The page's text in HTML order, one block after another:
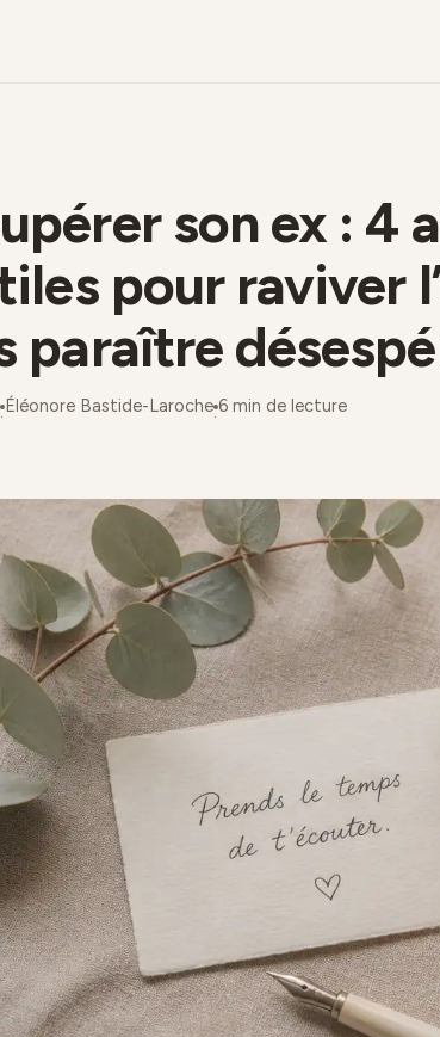
son ex : 4
pour raviver
paraître
·
Éléonore Bastide-Laroche
·
6 min de lecture